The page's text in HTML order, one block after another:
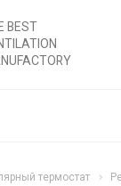
BEST
термостат